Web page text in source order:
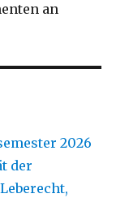
an
2026
der